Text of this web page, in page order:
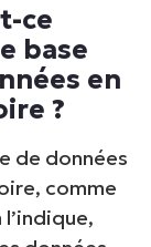
ce
base
en
?
de données
comme